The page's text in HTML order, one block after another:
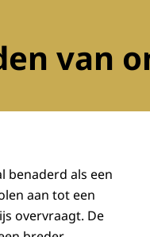
van
benaderd als een
aan tot een
overvraagt. De